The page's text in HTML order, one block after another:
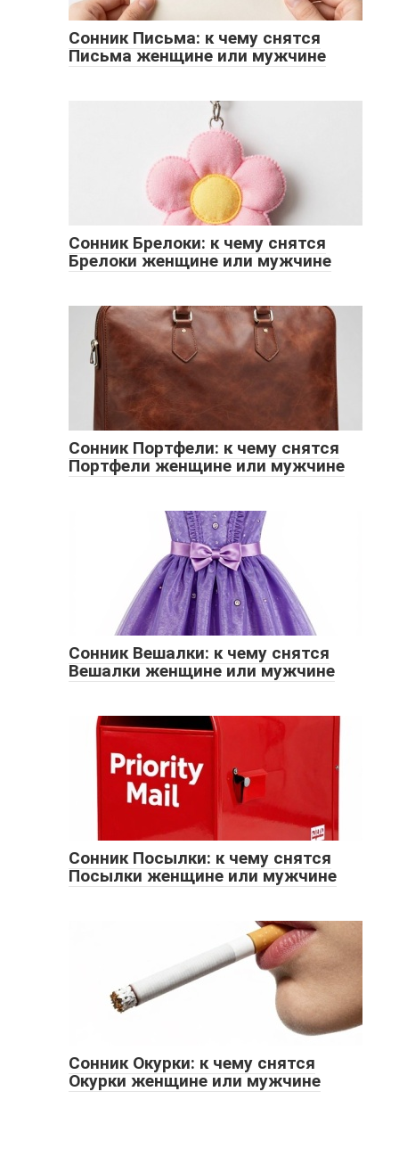
Сонник Письма: к чему снятся
Письма женщине или мужчине
Сонник Брелоки: к чему снятся
Брелоки женщине или мужчине
Сонник Портфели: к чему снятся
Портфели женщине или мужчине
Сонник Вешалки: к чему снятся
Вешалки женщине или мужчине
Сонник Посылки: к чему снятся
Посылки женщине или мужчине
Сонник Окурки: к чему снятся
Окурки женщине или мужчине